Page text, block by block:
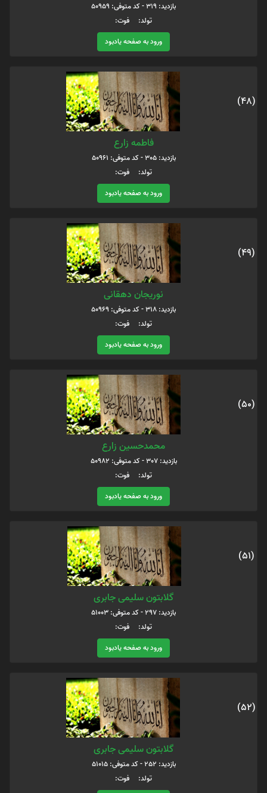
بازدید: 319 - کد متوفی: 50959
تولد: فوت:
ورود به صفحه یادبود
(48)
فاطمه زارع
بازدید: 305 - کد متوفی: 50961
تولد: فوت:
ورود به صفحه یادبود
(49)
نوریجان دهقانی
بازدید: 318 - کد متوفی: 50969
تولد: فوت:
ورود به صفحه یادبود
(50)
محمدحسین زارع
بازدید: 307 - کد متوفی: 50982
تولد: فوت:
ورود به صفحه یادبود
(51)
گلابتون سلیمی جابری
بازدید: 297 - کد متوفی: 51003
تولد: فوت:
ورود به صفحه یادبود
(52)
گلابتون سلیمی جابری
بازدید: 252 - کد متوفی: 51015
تولد: فوت: